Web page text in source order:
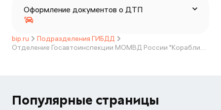
Оформление документов о ДТП
bip.ru
Подразделения ГИБДД
Отделение Госавтоинспекции МОМВД России "Кораблинский"
Популярные страницы